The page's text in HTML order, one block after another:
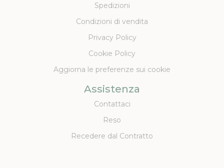
Spedizioni
Condizioni di vendita
Privacy Policy
Cookie Policy
Aggiorna le preferenze sui cookie
Assistenza
Contattaci
Reso
Recedere dal Contratto